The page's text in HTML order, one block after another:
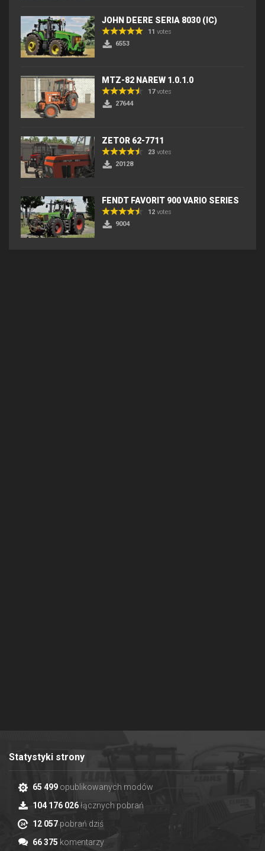
JOHN DEERE SERIA 8030 (IC)
11 votes
6553
MTZ-82 NAREW 1.0.1.0
17votes
27644
ZETOR 62-7711
23 votes
20128
FENDT FAVORIT 900 VARIO SERIES
12 votes
9004
Statystyki strony
65 499 opublikowanych modów
104 176 026łącznych pobrań
12 057pobrań dziś
66 375 komentarzy